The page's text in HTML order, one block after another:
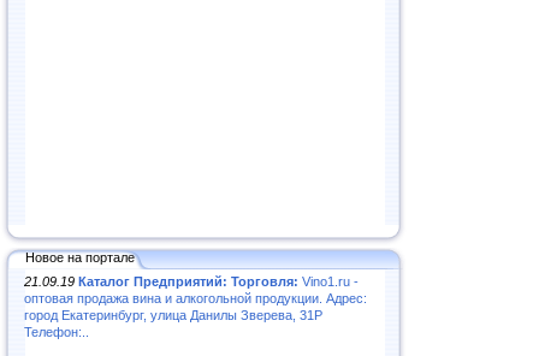
Новое на портале
21.09.19 Каталог Предприятий: Торговля: Vino1.ru -
оптовая продажа вина и алкогольной продукции. Адрес:
город Екатеринбург, улица Данилы Зверева, 31Р
Телефон:..